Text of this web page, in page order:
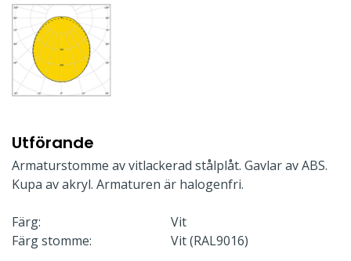
Utförande
Armaturstomme av vitlackerad stålplåt. Gavlar av ABS.
Kupa av akryl. Armaturen är halogenfri.
Färg:
Vit
Färg stomme:
Vit (RAL9016)